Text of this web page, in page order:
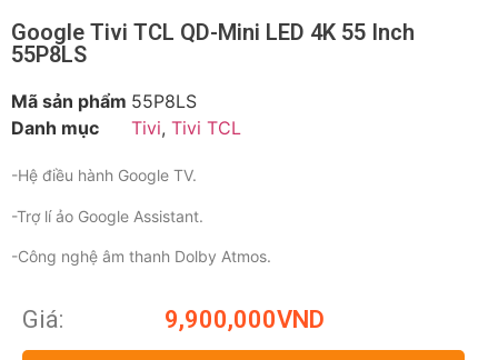
Google Tivi TCL QD-Mini LED 4K 55 Inch
55P8LS
Mã sản phẩm 55P8LS
Danh mục
Tivi, Tivi TCL
-Hệ điều hành Google TV.
-Trợ lí ảo Google Assistant.
-Công nghệ âm thanh Dolby Atmos.
Giá: 9,900,000VND